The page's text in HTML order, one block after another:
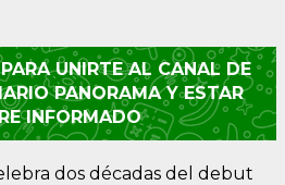
UNIRTE AL CANAL DE
PANORAMA Y ESTAR
INFORMADO
dos décadas del debut